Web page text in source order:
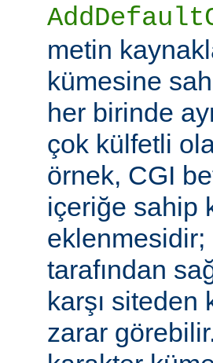
metin
kümesine
her birinde
çok külfetli
örnek, CGI
içeriğe sahip
eklenmesidir;
tarafından
karşı siteden
zarar